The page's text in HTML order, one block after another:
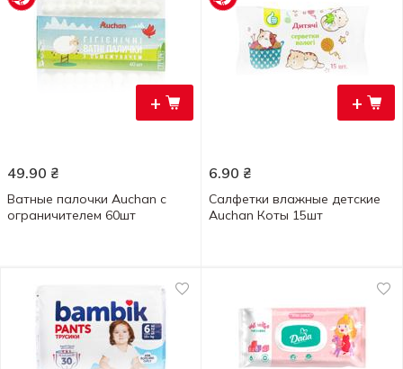
+
49.90 ₴
Ватные палочки Auchan с
ограничителем 60шт
+
6.90 ₴
Салфетки влажные детские
Auchan Коты 15шт